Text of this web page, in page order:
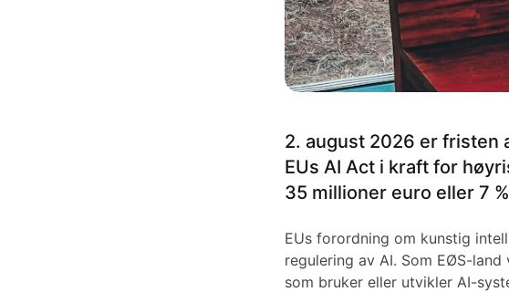
2. august 2026 er fristen
EUs AI Act i kraft for
35 millioner euro eller 7
EUs forordning om kunstig
regulering av AI. Som EØS-
som bruker eller utvikler AI-